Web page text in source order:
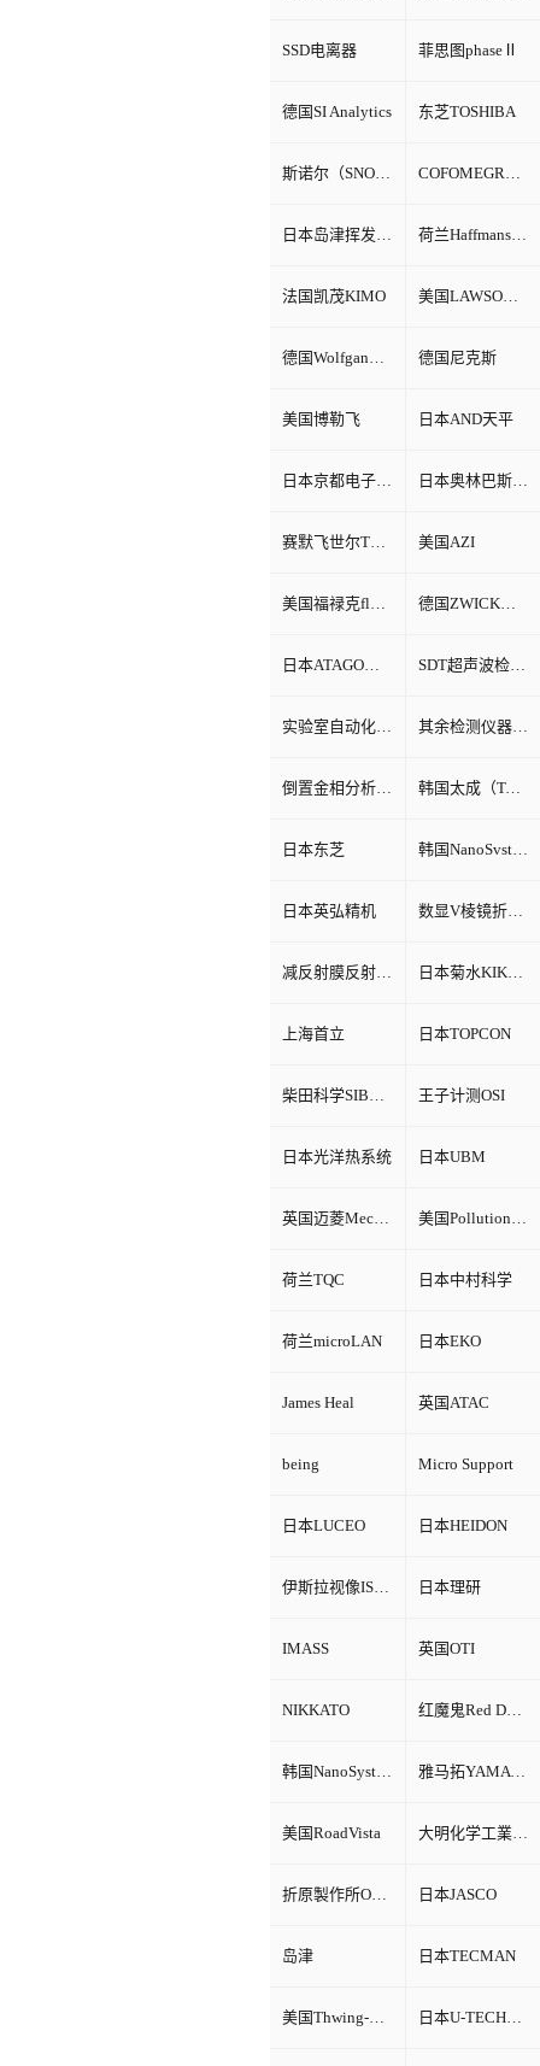
SSD电离器 菲思图phaseⅡ
德国SI Analytics 东芝TOSHIBA
斯诺尔（SNOL） COFOMEGRA盐雾腐蚀试验箱
日本岛津挥发性有机物VOC检测 荷兰Haffmans（哈夫曼）
法国凯茂KIMO 美国LAWSON劳森海默菲尔
德国Wolfgang Warmbier 德国尼克斯
美国博勒飞 日本AND天平
日本京都电子KEM 日本奥林巴斯Olympus
赛默飞世尔Thermo Fisher 美国AZI
美国福禄克fluke 德国ZWICK兹韦克
日本ATAGO（爱宕）折光仪 SDT超声波检测仪
实验室自动化系统 其余检测仪器设备
倒置金相分析显微镜 韩国太成（TAE SUNG）
日本东芝 韩国NanoSvstem
日本英弘精机 数显V棱镜折射率测试仪
减反射膜反射比智能测试仪 日本菊水KIKUSUI
上海首立 日本TOPCON
柴田科学SIBATA 王子计测OSI
日本光洋热系统 日本UBM
英国迈菱Mecmesin 美国Pollution Control Products
荷兰TQC 日本中村科学
荷兰microLAN 日本EKO
James Heal 英国ATAC
being Micro Support
日本LUCEO 日本HEIDON
伊斯拉视像ISRA VISION 日本理研
IMASS 英国OTI
NIKKATO 红魔鬼Red Devil
韩国NanoSystem 雅马拓YAMATO
美国RoadVista 大明化学工業株式会社
折原製作所ORIHARA 日本JASCO
岛津 日本TECMAN
美国Thwing-Albert 日本U-TECHNOLOGY